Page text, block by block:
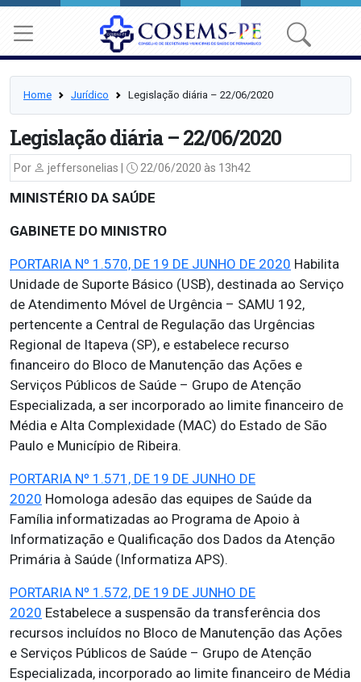
Home Jurídico Legislação diária – 22/06/2020
Legislação diária – 22/06/2020
Por jeffersonelias | 22/06/2020 às 13h42
MINISTÉRIO DA SAÚDE
GABINETE DO MINISTRO
PORTARIA Nº 1.570, DE 19 DE JUNHO DE 2020 Habilita
Unidade de Suporte Básico (USB), destinada ao Serviço
de Atendimento Móvel de Urgência – SAMU 192,
pertencente a Central de Regulação das Urgências
Regional de Itapeva (SP), e estabelece recurso
financeiro do Bloco de Manutenção das Ações e
Serviços Públicos de Saúde – Grupo de Atenção
Especializada, a ser incorporado ao limite financeiro de
Média e Alta Complexidade (MAC) do Estado de São
Paulo e Município de Ribeira.
PORTARIA Nº 1.571, DE 19 DE JUNHO DE
2020 Homologa adesão das equipes de Saúde da
Família informatizadas ao Programa de Apoio à
Informatização e Qualificação dos Dados da Atenção
Primária à Saúde (Informatiza APS).
PORTARIA Nº 1.572, DE 19 DE JUNHO DE
2020 Estabelece a suspensão da transferência dos
recursos incluídos no Bloco de Manutenção das Ações
e Serviços Públicos de Saúde – Grupo de Atenção
Especializada, incorporado ao limite financeiro de Média